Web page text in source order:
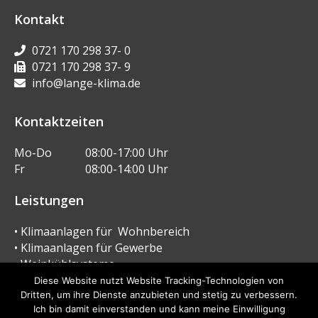
Kontakt
0721 170 298 37- 0
0721 170 298 37- 9
info@lange-klima.de
Kontaktzeiten
Mo-Do
08:00-17:00 Uhr
Fr
08:00-14:00 Uhr
Leistungen
• Klimaanlagen für Wohnbereich
• Klimaanlagen für Gewerbe
• Weinkühlsysteme
• Wärmepumpen
• Kältetechnik
Diese Website nutzt Website Tracking-Technologien von
Dritten, um ihre Dienste anzubieten und stetig zu verbessern.
Ich bin damit einverstanden und kann meine Einwilligung